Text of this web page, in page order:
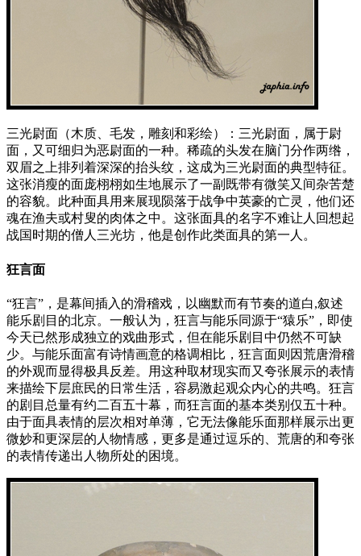
三光尉面（木质、毛发，雕刻和彩绘）：三光尉面，属于尉
面，又可细归为恶尉面的一种。稀疏的头发在脑门分作两绺，
双眉之上排列着深深的抬头纹，这成为三光尉面的典型特征。
这张消瘦的面庞栩栩如生地展示了一副既带有微笑又间杂苦楚
的容貌。此种面具用来展现陨落于战争中英豪的亡灵，他们还
魂在渔夫或村叟的肉体之中。这张面具的名字不难让人回想起
战国时期的僧人三光坊，他是创作此类面具的第一人。
狂言面
“狂言”，是幕间插入的滑稽戏，以幽默而有节奏的道白,叙述
能乐剧目的北京。一般认为，狂言与能乐同源于“猿乐”，即使
今天已然形成独立的戏曲形式，但在能乐剧目中仍然不可缺
少。与能乐面富有诗情画意的格调相比，狂言面则因荒唐滑稽
的外观而显得极具反差。用这种取材现实而又夸张展示的表情
来描绘下层庶民的日常生活，容易激起观众内心的共鸣。狂言
的剧目总量有约二百五十幕，而狂言面的基本类别仅五十种。
由于面具表情的层次相对单薄，它无法像能乐面那样展示出更
微妙和更深层的人物情感，更多是通过逗乐的、荒唐的和夸张
的表情传递出人物所处的困境。